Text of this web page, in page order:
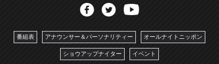
番組表 アナウンサー＆パーソナリティー オールナイトニッポン
ショウアップナイター イベント